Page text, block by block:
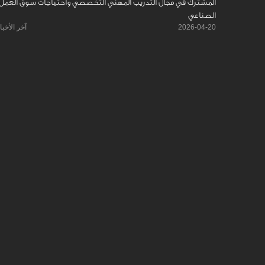
المشترك في مجال التدريب المهني التخصصي واحتياجات سوق
الصناعي
2026-04-20 آخر